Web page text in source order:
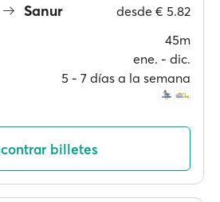
Sanur desde € 5.82
45m
ene. ‐ dic.
5 ‐ 7 días a la semana
billetes